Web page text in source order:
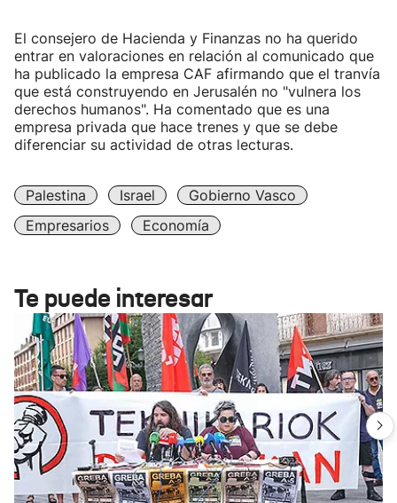
El consejero de Hacienda y Finanzas no ha querido
entrar en valoraciones en relación al comunicado que
ha publicado la empresa CAF afirmando que el tranvía
que está construyendo en Jerusalén no "vulnera los
derechos humanos". Ha comentado que es una
empresa privada que hace trenes y que se debe
diferenciar su actividad de otras lecturas.
Palestina Israel
Gobierno Vasco
Empresarios
Economía
Te puede interesar